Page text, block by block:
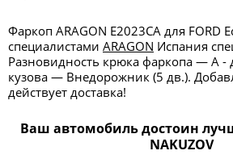
Фаркоп ARAGON E2023CA для FORD
специалистами ARAGON Испания
Разновидность крюка фаркопа — А -
кузова — Внедорожник (5 дв.).
действует доставка!
Ваш автомобиль достоин
NAKUZOV